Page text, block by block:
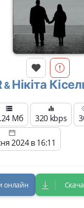
Нікіта
Мб 320 kbps
2024 в 16:11
онлайн